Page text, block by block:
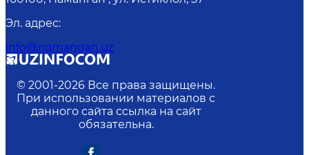
Эл. адрес:
info@namangan.uz
© 2001-2026 Все права защищены.
При использовании материалов с
данного сайта ссылка на сайт
обязательна.